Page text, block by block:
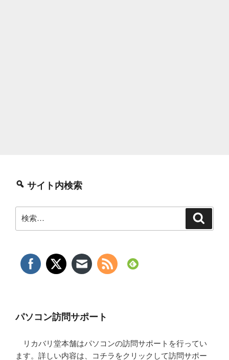
サイト内検索
索:
パソコン訪問サポート
リカバリ堂本舗はパソコンの訪問サポートを行ってい
ます。詳しい内容は、コチラをクリックして訪問サポー